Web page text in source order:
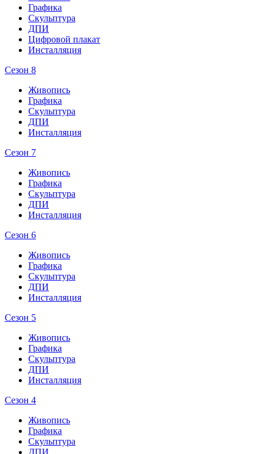
Графика
Скульптура
ДПИ
Цифровой плакат
Инсталляция
Сезон 8
Живопись
Графика
Скульптура
ДПИ
Инсталляция
Сезон 7
Живопись
Графика
Скульптура
ДПИ
Инсталляция
Сезон 6
Живопись
Графика
Скульптура
ДПИ
Инсталляция
Сезон 5
Живопись
Графика
Скульптура
ДПИ
Инсталляция
Сезон 4
Живопись
Графика
Скульптура
ДПИ